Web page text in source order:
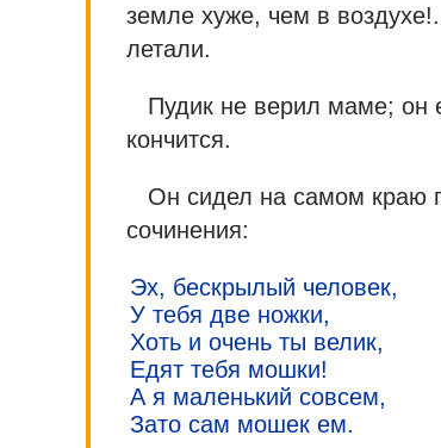
земле хуже, чем в
летали.
Пудик не верил маме; он
кончится.
Он сидел на самом краю
сочинения:
Эх, бескрылый человек,
У тебя две ножки,
Хоть и очень ты велик,
Едят тебя мошки!
А я маленький совсем,
Зато сам мошек ем.